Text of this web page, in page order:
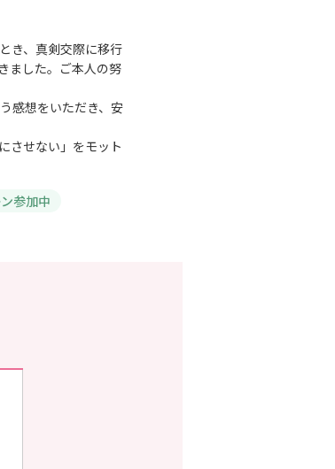
き、真剣交際に移行
ました。ご本人の努
感想をいただき、安
させない」をモット
参加中